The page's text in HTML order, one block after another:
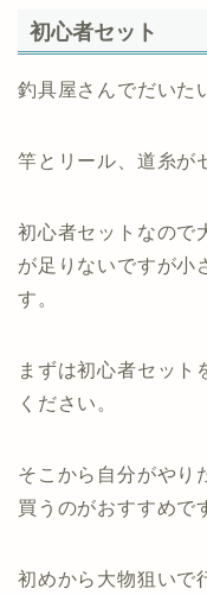
初心者セット
釣具屋さんでだいた
竿とリール、道糸が
初心者セットなので
が足りないですが小
す。
まずは初心者セット
ください。
そこから自分がやり
買うのがおすすめで
初めから大物狙いで